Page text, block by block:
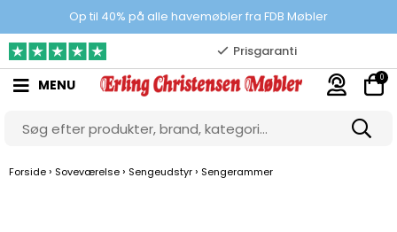
Op til 40% på alle havemøbler fra FDB Møbler
100% danskejet webshop
Prisgaranti
10.000 m2 showroom
Gratis & gode parkeringsforhold
MENU 0
Forside › Soveværelse › Sengeudstyr › Sengerammer